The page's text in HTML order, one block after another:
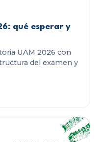
qué esperar y
UAM 2026 con
del examen y